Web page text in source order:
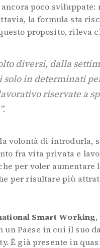
poco sviluppate:
la formula sta
proposito, rileva
diversi, dalla
in determinati
riservate a
volontà di introdurla,
fra vita privata e
per voler aumentare
per risultare più
Smart Working
Paese in cui il suo
È già presente in